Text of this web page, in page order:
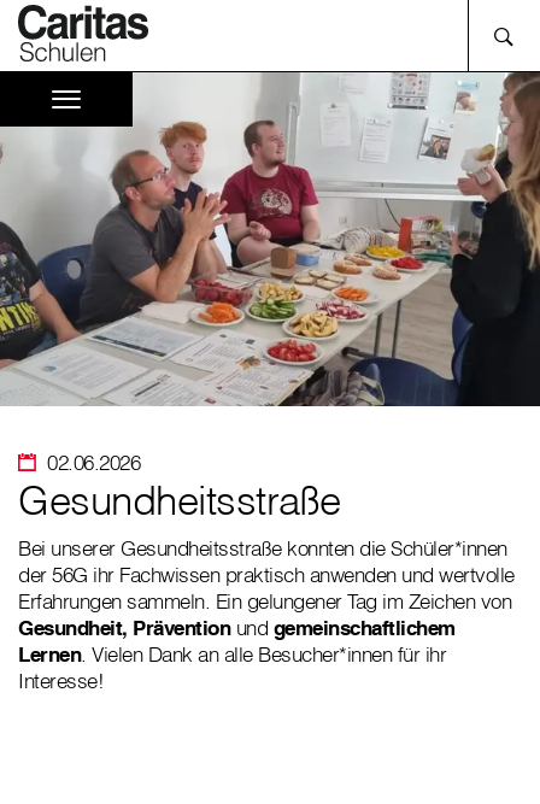
02.06.2026
Gesundheitsstraße
Bei unserer Gesundheitsstraße konnten die Schüler*innen
der 56G ihr Fachwissen praktisch anwenden und wertvolle
Erfahrungen sammeln. Ein gelungener Tag im Zeichen von
Gesundheit, Präventionund gemeinschaftlichem
Lernen. Vielen Dank an alle Besucher*innen für ihr
Interesse!